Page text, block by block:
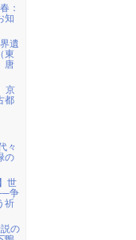
：
知
遺
東
唐
京
都
々
の
世
争
祈
の